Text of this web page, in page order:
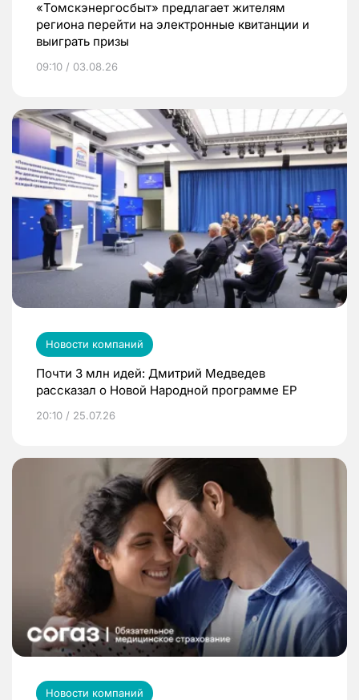
«Томскэнергосбыт» предлагает жителям
региона перейти на электронные квитанции и
выиграть призы
09:10 / 03.08.26
Новости компаний
Почти 3 млн идей: Дмитрий Медведев
рассказал о Новой Народной программе ЕР
20:10 / 25.07.26
Новости компаний